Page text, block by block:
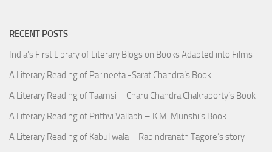
RECENT POSTS
India’s First Library of Literary Blogs on Books Adapted into Films
A Literary Reading of Parineeta -Sarat Chandra’s Book
A Literary Reading of Taamsi – Charu Chandra Chakraborty’s Book
A Literary Reading of Prithvi Vallabh – K.M. Munshi’s Book
A Literary Reading of Kabuliwala – Rabindranath Tagore’s story